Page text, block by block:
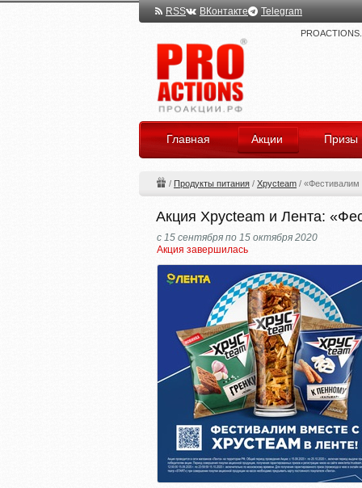
RSS ВКонтакте Telegram
Главная Акции Призы
/ Продукты питания / Хрусteam / «Фестивалим
Акция Хрусteam и Лента:
с 15 сентября по 15 октября 2020
Акция завершилась